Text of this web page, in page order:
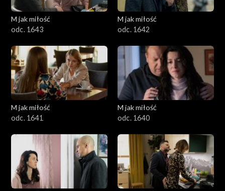
M jak miłość
odc. 1643
M jak miłość
odc. 1642
M jak miłość
odc. 1641
M jak miłość
odc. 1640